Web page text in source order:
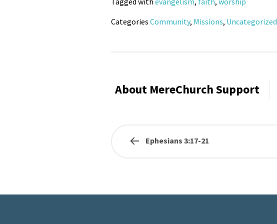
Categories Community, Missions, Uncategorized
About MereChurch Support
Ephesians 3:17-21